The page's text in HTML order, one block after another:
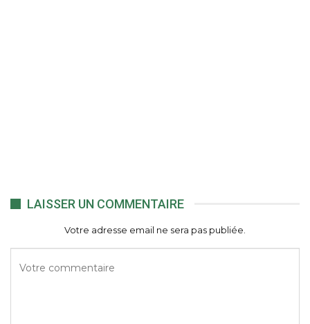
LAISSER UN COMMENTAIRE
Votre adresse email ne sera pas publiée.